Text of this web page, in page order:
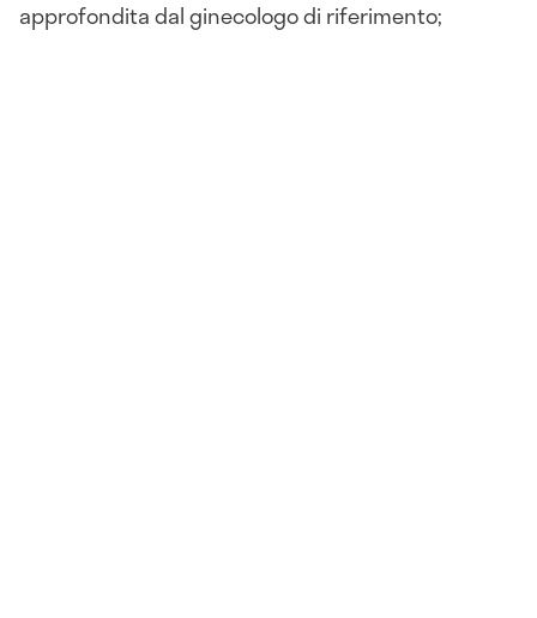
approfondita dal ginecologo di riferimento;